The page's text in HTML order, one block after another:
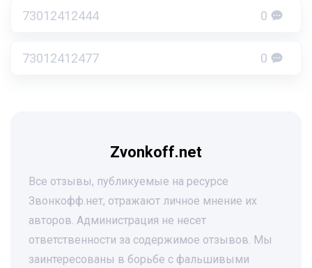
73012412444 0
73012412477 0
Zvonkoff.net
Все отзывы, публикуемые на ресурсе
Звонкофф.нет, отражают личное мнение их
авторов. Администрация не несет
ответственности за содержимое отзывов. Мы
заинтересованы в борьбе с фальшивыми